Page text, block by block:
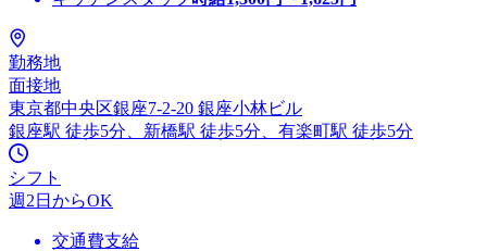
勤務地
面接地
東京都中央区銀座7-2-20 銀座小林ビル
銀座駅 徒歩5分、新橋駅 徒歩5分、有楽町駅 徒歩5分
シフト
週2日からOK
交通費支給